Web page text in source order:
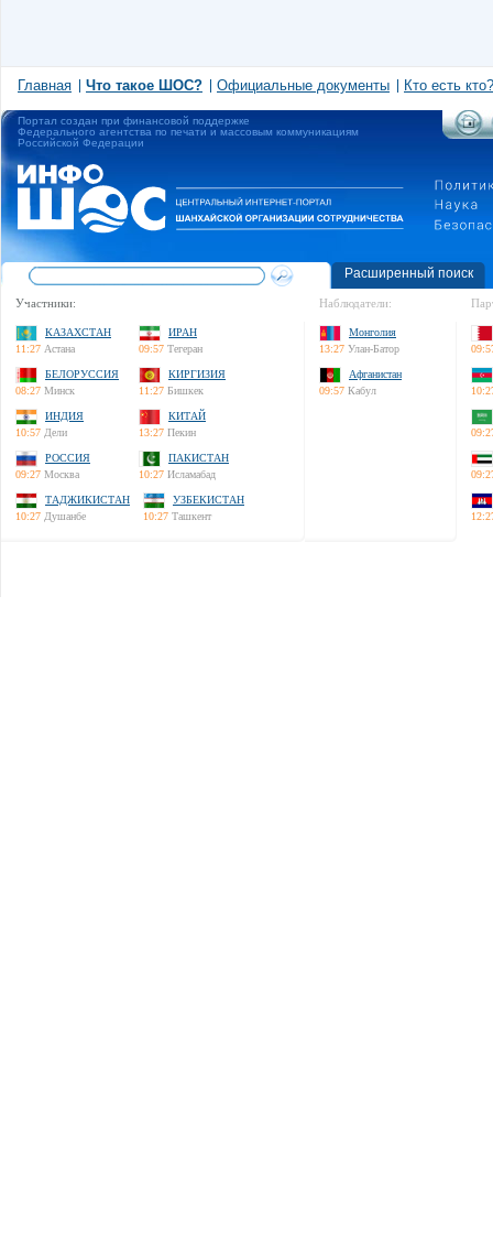
Главная Что такое ШОС? Официальные документы Кто есть кто?
Портал создан при финансовой поддержке
Федерального агентства по печати и массовым коммуникациям
Российской Федерации
Расширенный поиск
Участники:
КАЗАХСТАН
11:27 Астана
ИРАН
09:57 Тегеран
БЕЛОРУССИЯ
08:27 Минск
КИРГИЗИЯ
11:27 Бишкек
ИНДИЯ
10:57 Дели
КИТАЙ
13:27 Пекин
РОССИЯ
09:27 Москва
ПАКИСТАН
10:27 Исламабад
ТАДЖИКИСТАН
10:27 Душанбе
УЗБЕКИСТАН
10:27 Ташкент
Наблюдатели:
Монголия
13:27 Улан-Батор
Афганистан
09:57 Кабул